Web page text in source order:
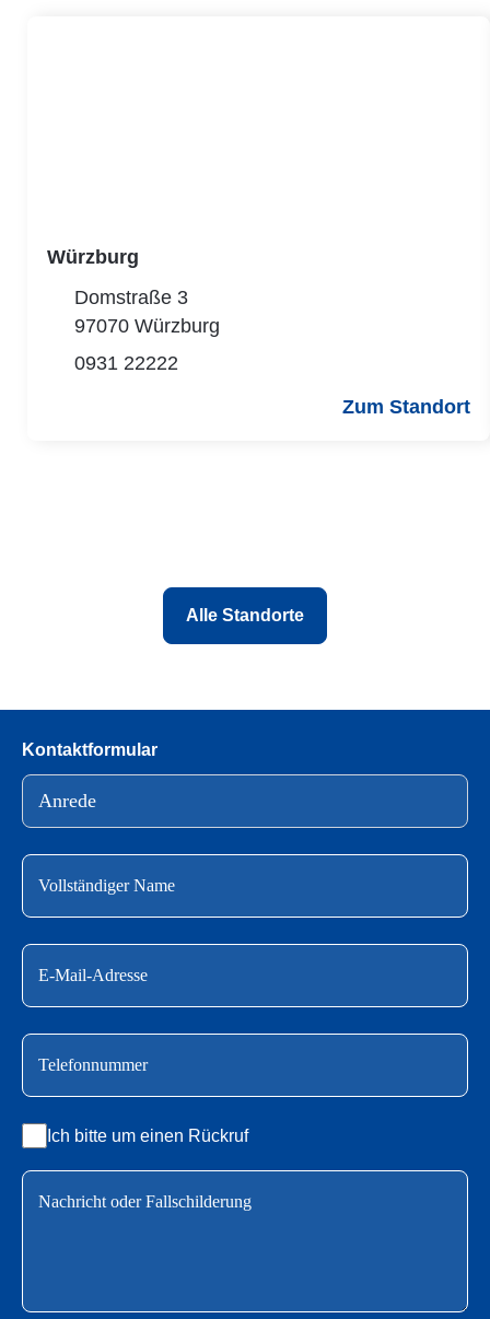
Würzburg
Domstraße 3
97070 Würzburg
0931 22222
Zum Standort
Alle Standorte
Kontaktformular
Bitte lasse dieses Feld leer.
Ich bitte um einen Rückruf